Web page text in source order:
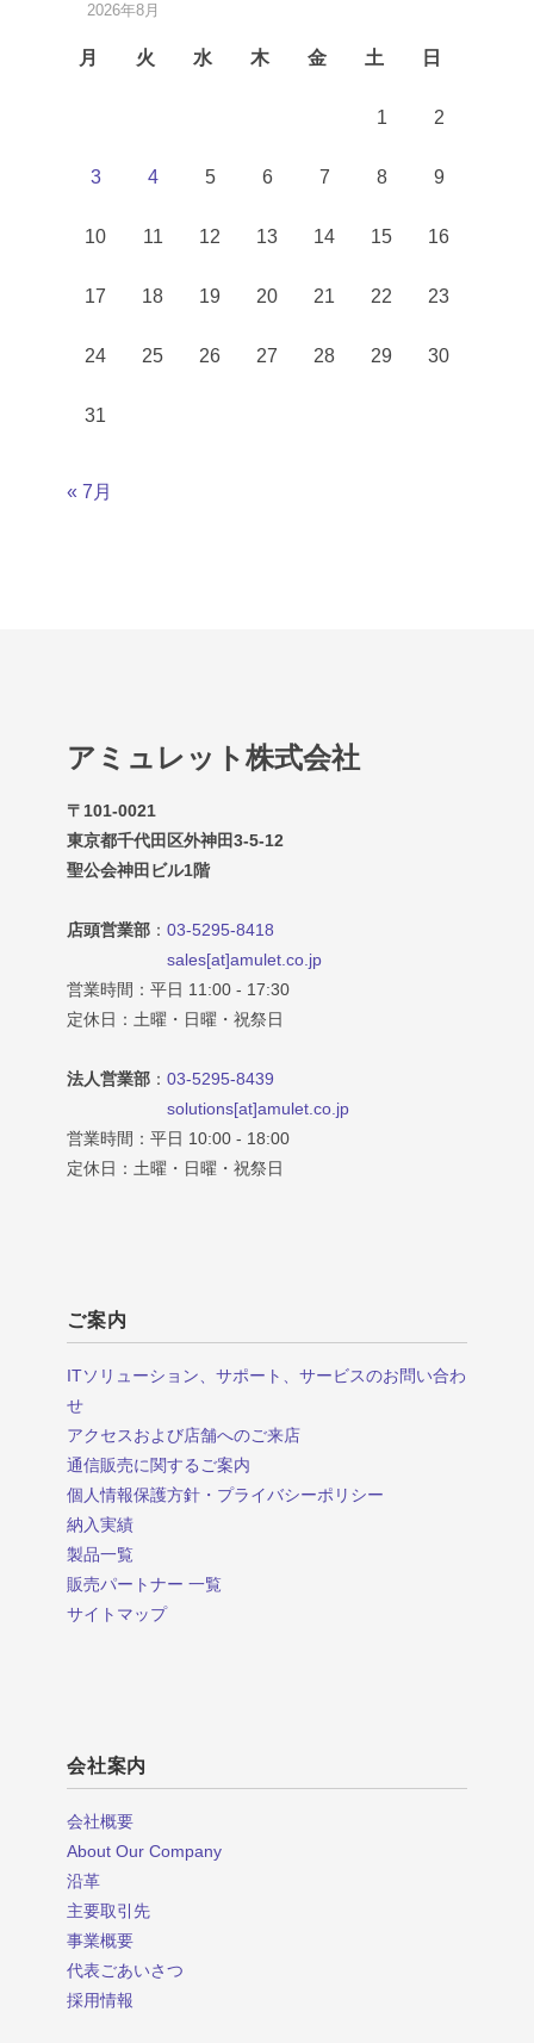
2026年8月
月 火 水 木 金 土 日
1 2
3 4 5 6 7 8 9
10 11 12 13 14 15 16
17 18 19 20 21 22 23
24 25 26 27 28 29 30
31
« 7月
アミュレット株式会社
〒101-0021
東京都千代田区外神田3-5-12
聖公会神田ビル1階
店頭営業部 ： 03-5295-8418
sales[at]amulet.co.jp
営業時間：平日 11:00 - 17:30
定休日：土曜・日曜・祝祭日
法人営業部 ： 03-5295-8439
solutions[at]amulet.co.jp
営業時間：平日 10:00 - 18:00
定休日：土曜・日曜・祝祭日
ご案内
ITソリューション、サポート、サービスのお問い合わ
せ
アクセスおよび店舗へのご来店
通信販売に関するご案内
個人情報保護方針・プライバシーポリシー
納入実績
製品一覧
販売パートナー 一覧
サイトマップ
会社案内
会社概要
About Our Company
沿革
主要取引先
事業概要
代表ごあいさつ
採用情報